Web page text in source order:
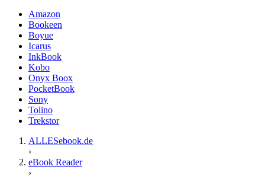
Amazon
Bookeen
Boyue
Icarus
InkBook
Kobo
Onyx Boox
PocketBook
Sony
Tolino
Trekstor
ALLESebook.de
›
eBook Reader
›